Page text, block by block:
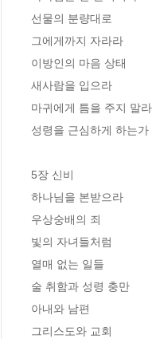
선물의 분량대로
그에게까지 자라라
이방인의 마음 상태
새사람을 입으라
마귀에게 틈을 주지 말라
성령을 근심하게 하는가
5장 신비
하나님을 본받으라
우상숭배의 죄
빛의 자녀들처럼
열매 없는 일들
술 취함과 성령 충만
아내와 남편
그리스도와 교회